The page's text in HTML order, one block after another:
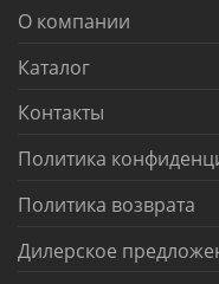
О компании
Каталог
Контакты
Политика
Политика возврата
Дилерское